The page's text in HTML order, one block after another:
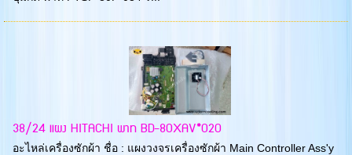
38/24 แผง HITACHI พาท BD-80XAV*020
อะไหล่เครื่องซักผ้า ชื่อ : แผงวงจรเครื่องซักผ้า Main Controller Ass'y